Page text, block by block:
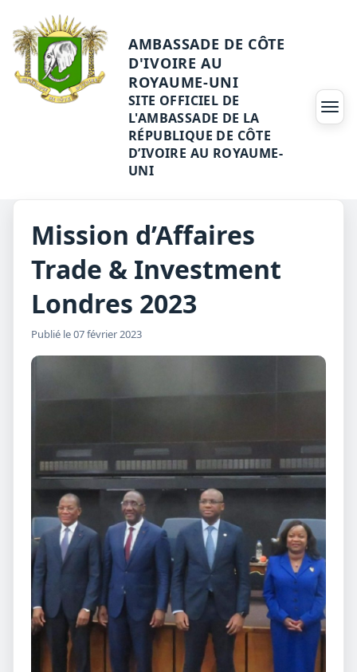
AMBASSADE DE CÔTE
D'IVOIRE AU
ROYAUME-UNI
SITE OFFICIEL DE
L'AMBASSADE DE LA
RÉPUBLIQUE DE CÔTE
D’IVOIRE AU ROYAUME-
UNI
Mission d’Affaires
Trade & Investment
Londres 2023
Publié le 07 février 2023